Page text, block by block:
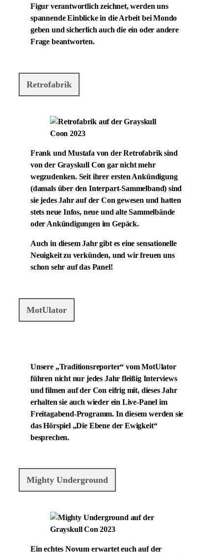
Figur verantwortlich zeichnet, werden uns
spannende Einblicke in die Arbeit bei Mondo
geben und sicherlich auch die ein oder andere
Frage beantworten.
Retrofabrik
Frank und Mustafa von der Retrofabrik sind
von der Grayskull Con gar nicht mehr
wegzudenken. Seit ihrer ersten Ankündigung
(damals über den Interpart-Sammelband) sind
sie jedes Jahr auf der Con gewesen und hatten
stets neue Infos, neue und alte Sammelbände
oder Ankündigungen im Gepäck.
Auch in diesem Jahr gibt es eine sensationelle
Neuigkeit zu verkünden, und wir freuen uns
schon sehr auf das Panel!
MotUlator
Unsere „Traditionsreporter“ vom MotUlator
führen nicht nur jedes Jahr fleißig Interviews
und filmen auf der Con eifrig mit, dieses Jahr
erhalten sie auch wieder ein Live-Panel im
Freitagabend-Programm. In diesem werden sie
das Hörspiel „Die Ebene der Ewigkeit“
besprechen.
Mighty Underground
Ein echtes Novum erwartet euch auf der